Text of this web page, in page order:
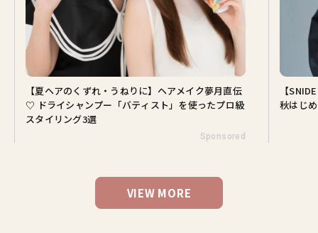
【夏ヘアのくずれ・うねりに】ヘアメイク夢月直伝
♡ ドライシャンプー「バティスト」を使ったプロ級
スタイリング3選
Sponsored
【
秋はじ
VIEW MORE